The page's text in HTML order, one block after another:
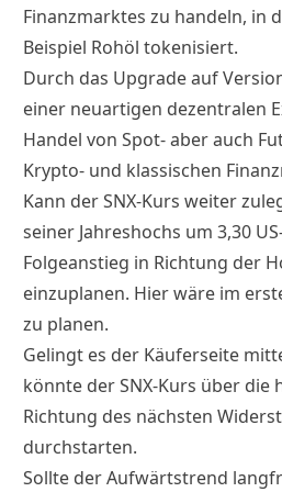
Finanzmarktes zu handeln, in
Beispiel Rohöl tokenisiert.
Durch das Upgrade auf
einer neuartigen dezentralen
Handel von Spot- aber auch
Krypto- und klassischen
Kann der SNX-Kurs weiter
seiner Jahreshochs um 3,30
Folgeanstieg in Richtung der
einzuplanen. Hier wäre im
zu planen.
Gelingt es der Käuferseite
könnte der SNX-Kurs über die
Richtung des nächsten
durchstarten.
Sollte der Aufwärtstrend